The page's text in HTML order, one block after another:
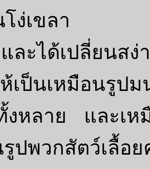
ง่เขลา
ะได้เปลี่ยนสง่
เป็นเหมือนรูป
งหลาย และเ
รูปพวกสัตว์เลื้อ